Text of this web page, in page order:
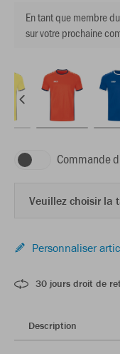
En tant que membre
sur votre prochaine
Commande
Veuillez choisir la
Personnaliser
30 jours droit de
Description